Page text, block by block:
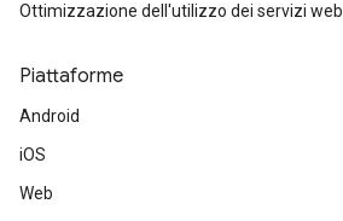
Ottimizzazione dell'utilizzo dei servizi web
Piattaforme
Android
iOS
Web